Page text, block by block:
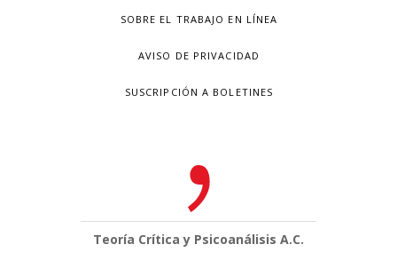
SOBRE EL TRABAJO EN LÍNEA
AVISO DE PRIVACIDAD
SUSCRIPCIÓN A BOLETINES
Teoría Crítica y Psicoanálisis A.C.